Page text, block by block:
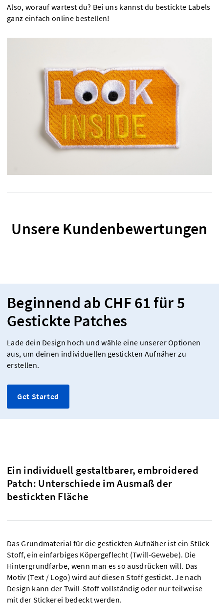
Also, worauf wartest du? Bei uns kannst du bestickte Labels
ganz einfach online bestellen!
Unsere Kundenbewertungen
Beginnend ab CHF 61 für 5
Gestickte Patches
Lade dein Design hoch und wähle eine unserer Optionen
aus, um deinen individuellen gestickten Aufnäher zu
erstellen.
Get Started
Ein individuell gestaltbarer, embroidered
Patch: Unterschiede im Ausmaß der
bestickten Fläche
Das Grundmaterial für die gestickten Aufnäher ist ein Stück
Stoff, ein einfarbiges Köpergeflecht (Twill-Gewebe). Die
Hintergrundfarbe, wenn man es so ausdrücken will. Das
Motiv (Text / Logo) wird auf diesen Stoff gestickt. Je nach
Design kann der Twill-Stoff vollständig oder nur teilweise
mit der Stickerei bedeckt werden.